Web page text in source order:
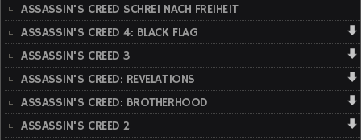
ASSASSIN'S CREED SCHREI NACH FREIHEIT
ASSASSIN'S CREED 4: BLACK FLAG
ASSASSIN'S CREED 3
ASSASSIN'S CREED: REVELATIONS
ASSASSIN'S CREED: BROTHERHOOD
ASSASSIN'S CREED 2